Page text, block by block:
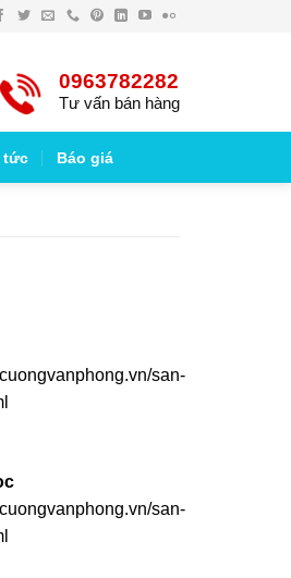
0963782282
Tư vấn bán hàng
tức Báo giá
san-
san-